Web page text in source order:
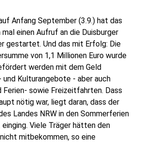
Anfang September (3.9.) hat das
einen Aufruf an die Duisburger
gestartet. Und das mit Erfolg: Die
von 1,1 Millionen Euro wurde
werden mit dem Geld
und Kulturangebote - aber auch
Ferien- sowie Freizeitfahrten. Dass
nötig war, liegt daran, dass der
Landes NRW in den Sommerferien
Viele Träger hätten den
mitbekommen, so eine